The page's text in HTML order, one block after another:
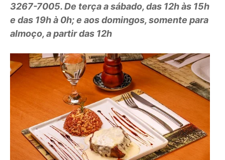
3267-7005. De terça a sábado, das 12h às 15h
e das 19h à 0h; e aos domingos, somente para
almoço, a partir das 12h